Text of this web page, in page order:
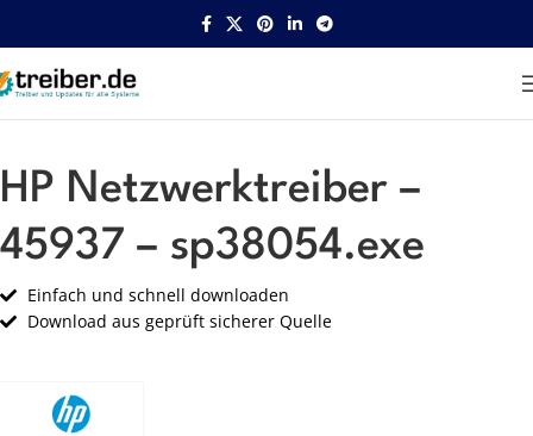
Startseite HP Netzwerk
HP Netzwerktreiber –
45937 – sp38054.exe
Einfach und schnell downloaden
Download aus geprüft sicherer Quelle